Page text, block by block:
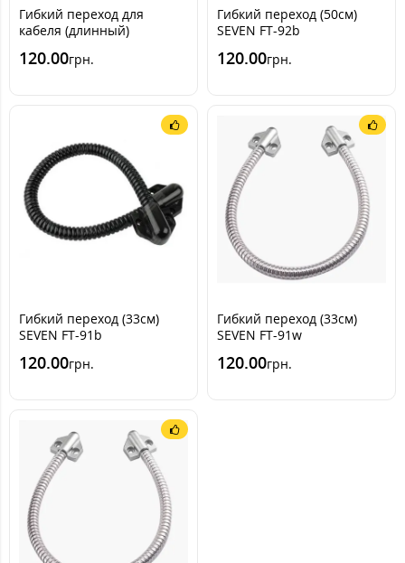
Гибкий переход для
кабеля (длинный)
120.00грн.
Гибкий переход (50см)
SEVEN FT-92b
120.00грн.
Гибкий переход (33см)
SEVEN FT-91b
120.00грн.
Гибкий переход (33см)
SEVEN FT-91w
120.00грн.